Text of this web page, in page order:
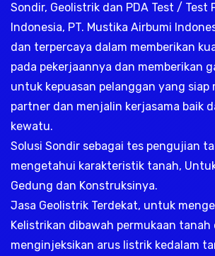
Sondir, Geolistrik dan PDA Test / Test
Indonesia, PT. Mustika Airbumi
dan terpercaya dalam memberikan
pada pekerjaannya dan memberikan
untuk kepuasan pelanggan yang siap
partner dan menjalin kerjasama baik
kewatu.
Solusi Sondir sebagai tes pengujian
mengetahui karakteristik tanah,
Gedung dan Konstruksinya.
Jasa Geolistrik Terdekat, untuk
Kelistrikan dibawah permukaan tanah
menginjeksikan arus listrik kedalam